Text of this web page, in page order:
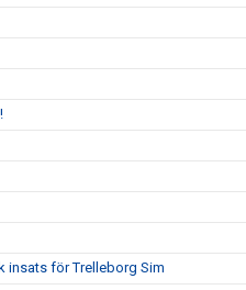
insats för Trelleborg Sim